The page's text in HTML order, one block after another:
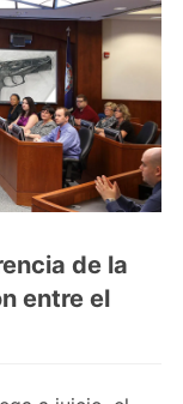
de la
entre el